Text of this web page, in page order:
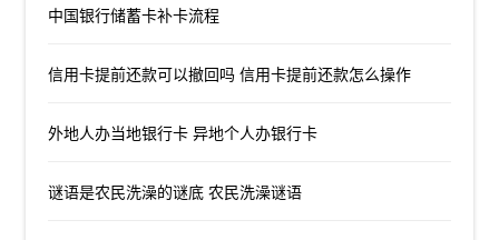
中国银行储蓄卡补卡流程
信用卡提前还款可以撤回吗 信用卡提前还款怎么操作
外地人办当地银行卡 异地个人办银行卡
谜语是农民洗澡的谜底 农民洗澡谜语